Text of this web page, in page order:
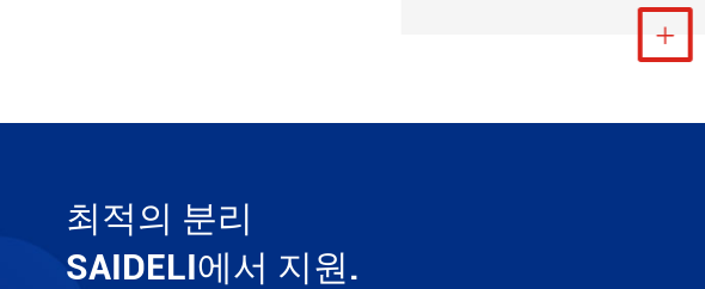
더 보기

최적의 분리
SAIDELI에서 지원.